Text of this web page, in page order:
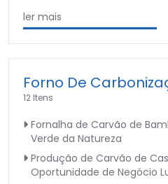
ler mais
Forno De
12 Itens
Fornalha de Carvão de
Verde da Natureza
Produção de Carvão de
Oportunidade de Negócio